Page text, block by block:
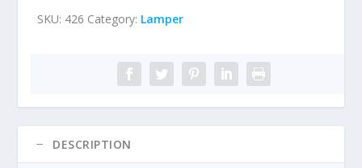
SKU: 426 Category: Lamper
DESCRIPTION